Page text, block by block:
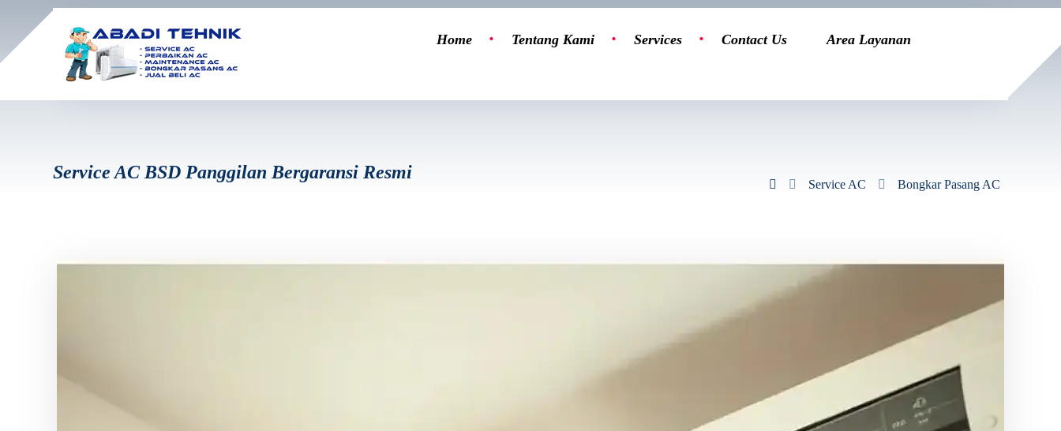
Home Tentang Kami Services Contact Us Area Layanan
Service AC BSD Panggilan Bergaransi Resmi
Service AC Bongkar Pasang AC